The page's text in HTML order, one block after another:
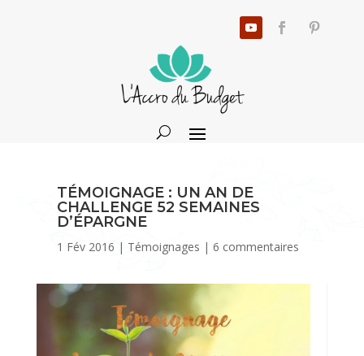
TÉMOIGNAGE : UN AN DE
CHALLENGE 52 SEMAINES
D’ÉPARGNE
1 Fév 2016 | Témoignages | 6 commentaires